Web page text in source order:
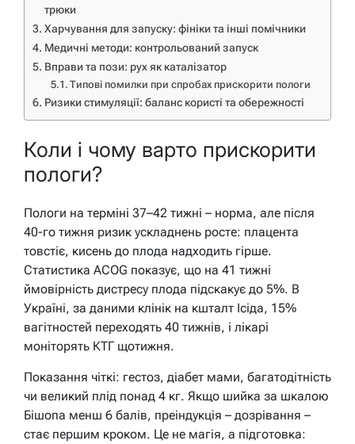
трюки
Харчування для запуску: фініки та інші помічники
Медичні методи: контрольований запуск
Вправи та пози: рух як каталізатор
Типові помилки при спробах прискорити пологи
Ризики стимуляції: баланс користі та обережності
Коли і чому варто прискорити
пологи?
Пологи на терміні 37–42 тижні – норма, але після
40-го тижня ризик ускладнень росте: плацента
товстіє, кисень до плода надходить гірше.
Статистика ACOG показує, що на 41 тижні
ймовірність дистресу плода підскакує до 5%. В
Україні, за даними клінік на кшталт Ісіда, 15%
вагітностей переходять 40 тижнів, і лікарі
моніторять КТГ щотижня.
Показання чіткі: гестоз, діабет мами, багатодітність
чи великий плід понад 4 кг. Якщо шийка за шкалою
Бішопа менш 6 балів, преіндукція – дозрівання –
стає першим кроком. Це не магія, а підготовка: